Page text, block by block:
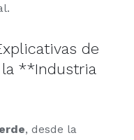
de
la **Industria
, desde la